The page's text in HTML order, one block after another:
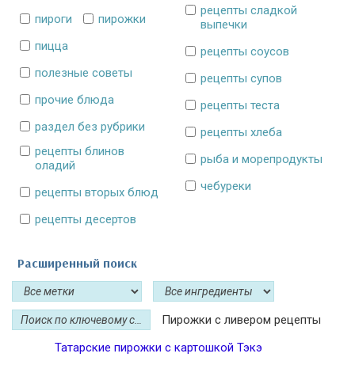
пироги
пирожки
пицца
полезные советы
прочие блюда
раздел без рубрики
рецепты блинов
оладий
рецепты вторых блюд
рецепты десертов
рецепты сладкой
выпечки
рецепты соусов
рецепты супов
рецепты теста
рецепты хлеба
рыба и морепродукты
чебуреки
Расширенный поиск
Пирожки с ливером рецепты
Татарские пирожки с картошкой Тэкэ